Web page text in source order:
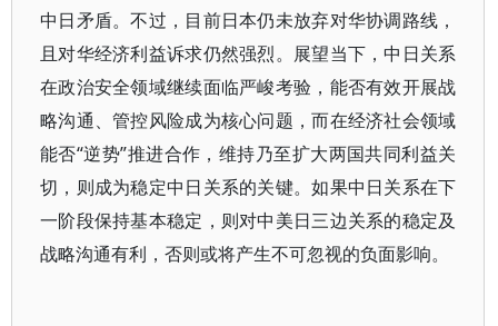
中日矛盾。不过，目前日本仍未放弃对华协调路线，
且对华经济利益诉求仍然强烈。展望当下，中日关系
在政治安全领域继续面临严峻考验，能否有效开展战
略沟通、管控风险成为核心问题，而在经济社会领域
能否“逆势”推进合作，维持乃至扩大两国共同利益关
切，则成为稳定中日关系的关键。如果中日关系在下
一阶段保持基本稳定，则对中美日三边关系的稳定及
战略沟通有利，否则或将产生不可忽视的负面影响。